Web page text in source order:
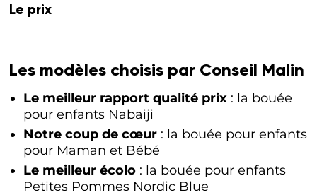
Le prix
Les modèles choisis par Conseil Malin
Le meilleur rapport qualité prix : la bouée
pour enfants Nabaiji
Notre coup de cœur : la bouée pour enfants
pour Maman et Bébé
Le meilleur écolo : la bouée pour enfants
Petites Pommes Nordic Blue